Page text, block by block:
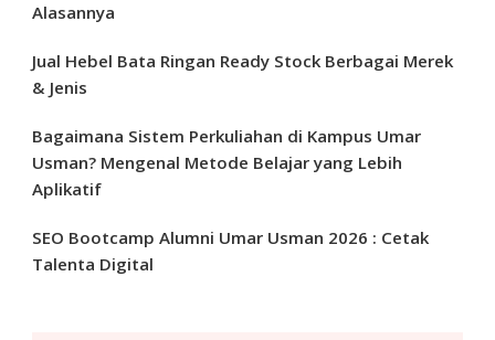
Alasannya
Jual Hebel Bata Ringan Ready Stock Berbagai Merek
& Jenis
Bagaimana Sistem Perkuliahan di Kampus Umar
Usman? Mengenal Metode Belajar yang Lebih
Aplikatif
SEO Bootcamp Alumni Umar Usman 2026 : Cetak
Talenta Digital